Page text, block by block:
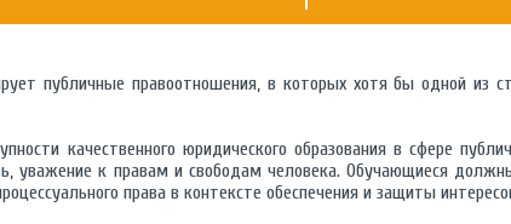
публичные правоотношения, в которых хотя бы одной из
качественного юридического образования в сфере
уважение к правам и свободам человека. Обучающиеся
права в контексте обеспечения и защиты